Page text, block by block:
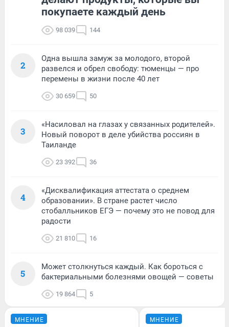
покупаете каждый день
98 039 144
2
Одна вышла замуж за молодого, второй
развелся и обрел свободу: тюменцы — про
перемены в жизни после 40 лет
30 659 50
3
«Насиловал на глазах у связанных родителей».
Новый поворот в деле убийства россиян в
Таиланде
23 392 36
4
«Дисквалификация аттестата о среднем
образовании». В стране растет число
стобалльников ЕГЭ — почему это не повод для
радости
21 810 16
5
Может столкнуться каждый. Как бороться с
бактериальными болезнями овощей — советы
19 864 5
МНЕНИЕ МНЕНИЕ